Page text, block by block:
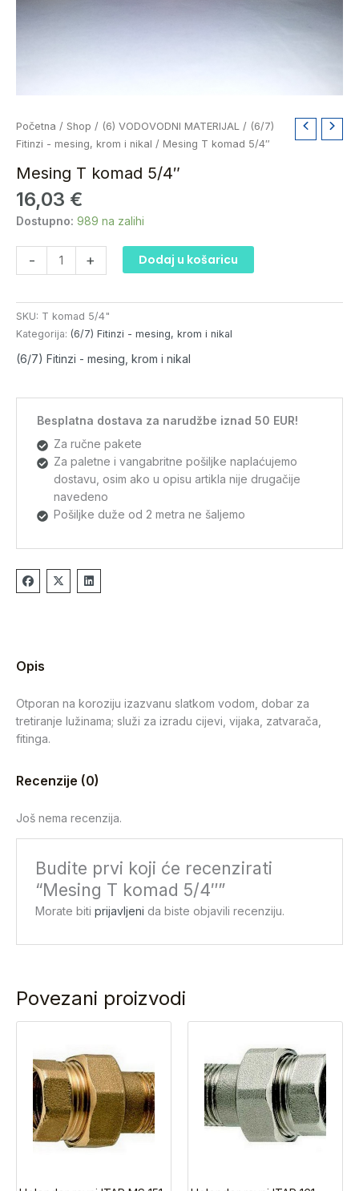
Početna / Shop / (6) VODOVODNI MATERIJAL / (6/7)
Fitinzi - mesing, krom i nikal / Mesing T komad 5/4″
Mesing T komad 5/4″
16,03 €
Dostupno: 989 na zalihi
-
Mesing
T
5/4"
količina
+ Dodaj u košaricu
SKU: T komad 5/4"
Kategorija: (6/7) Fitinzi - mesing, krom i nikal
(6/7) Fitinzi - mesing, krom i nikal
Besplatna dostava za narudžbe iznad 50 EUR!
Za ručne pakete
Za paletne i vangabritne pošiljke naplaćujemo
dostavu, osim ako u opisu artikla nije drugačije
navedeno
Pošiljke duže od 2 metra ne šaljemo
Opis
Otporan na koroziju izazvanu slatkom vodom, dobar za
tretiranje lužinama; služi za izradu cijevi, vijaka, zatvarača,
fitinga.
Recenzije (0)
Još nema recenzija.
Budite prvi koji će recenzirati
“Mesing T komad 5/4″”
Morate bitiprijavljeni da biste objavili recenziju.
Povezani proizvodi